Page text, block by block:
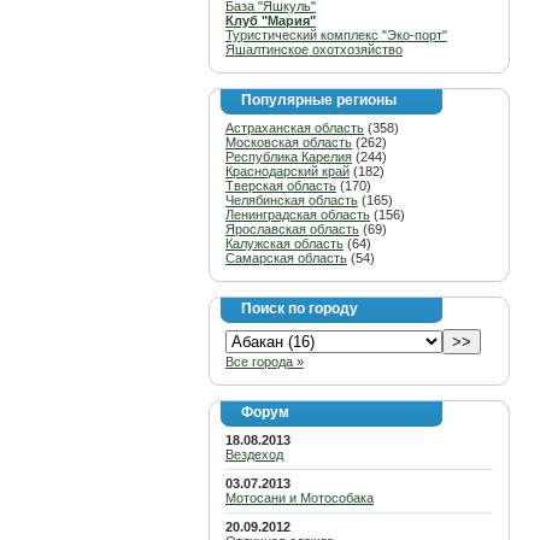
База "Яшкуль"
Клуб "Мария"
Туристический комплекс "Эко-порт"
Яшалтинское охотхозяйство
Популярные регионы
Астраханская область (358)
Московская область (262)
Республика Карелия (244)
Краснодарский край (182)
Тверская область (170)
Челябинская область (165)
Ленинградская область (156)
Ярославская область (69)
Калужская область (64)
Самарская область (54)
Поиск по городу
Все города »
Форум
18.08.2013
Вездеход
03.07.2013
Мотосани и Мотособака
20.09.2012